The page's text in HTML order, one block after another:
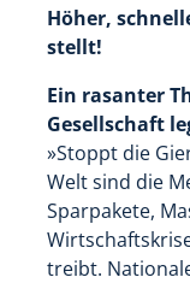
Höher,
stellt!
Ein rasanter
Gesellschaft
»Stoppt die
Welt sind die
Sparpakete,
treibt.